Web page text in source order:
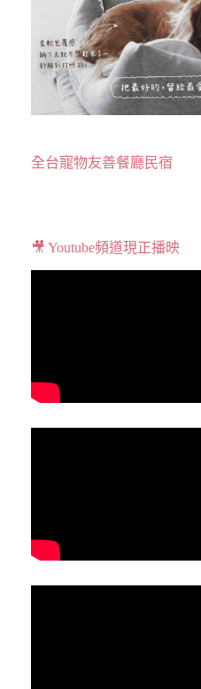
全台寵物友善餐廳民宿
🎥 Youtube頻道現正播映